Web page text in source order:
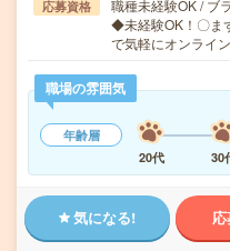
応募資格
職種未経験OK / ブ
◆未経験OK！〇ま
で気軽にオンライ
職場の雰囲気
年齢層
20代
30
気になる!